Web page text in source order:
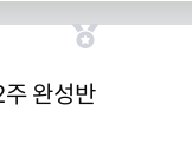
완성반